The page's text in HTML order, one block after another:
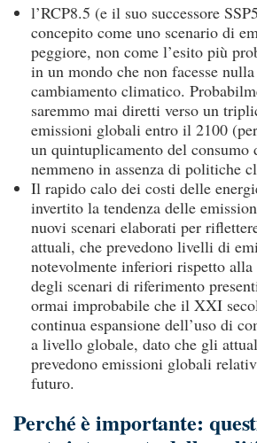
l’RCP8.5 (e il suo successore
concepito come uno scenario di
peggiore, non come l’esito più
in un mondo che non facesse
cambiamento climatico.
saremmo mai diretti verso un
emissioni globali entro il 2100
un quintuplicamento del consumo
nemmeno in assenza di politiche
Il rapido calo dei costi delle
invertito la tendenza delle
nuovi scenari elaborati per
attuali, che prevedono livelli di
notevolmente inferiori rispetto
degli scenari di riferimento
ormai improbabile che il XXI
continua espansione dell’uso di
a livello globale, dato che gli
prevedono emissioni globali
futuro.
Perché è importante: